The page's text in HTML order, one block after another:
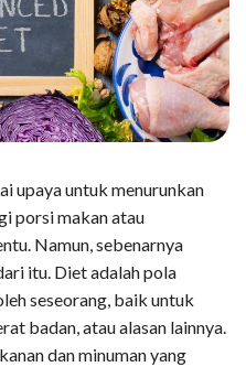
upaya untuk menurunkan
porsi makan atau
Namun, sebenarnya
itu. Diet adalah pola
seseorang, baik untuk
badan, atau alasan lainnya.
dan minuman yang